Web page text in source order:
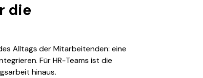
die
Alltags der Mitarbeitenden: eine
Für HR-Teams ist die
hinaus.